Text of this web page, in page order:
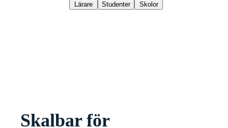
Lärare Studenter Skolor
Skalbar för